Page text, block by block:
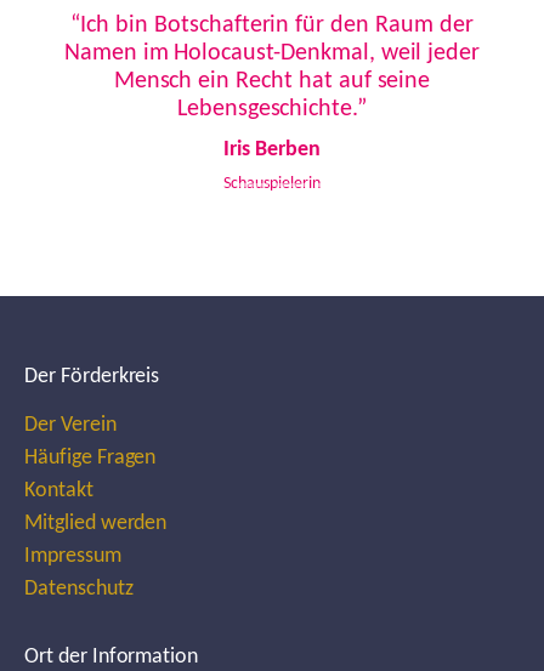
“Ich bin Botschafterin für den Raum der
Namen im Holocaust-Denkmal, weil jeder
Mensch ein Recht hat auf seine
Lebensgeschichte.”
Iris Berben
Schauspielerin
Der Förderkreis
Der Verein
Häufige Fragen
Kontakt
Mitglied werden
Impressum
Datenschutz
Ort der Information